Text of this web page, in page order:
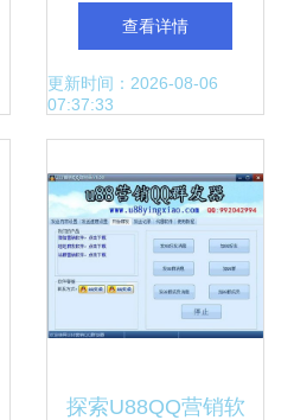
账管理专家——深
耕喷绘、写真与UV
查看详情
更新时间：2026-08-06
07:37:33
探索U88QQ营销软